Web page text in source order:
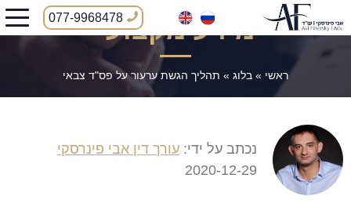
077-9968478מידע מקצועי
ראשי » בלוג » תהליך הגשת ערעור על פס"ד צבאי
נכתב על ידי: עורך דין אבי פינרסקי
2020-12-29